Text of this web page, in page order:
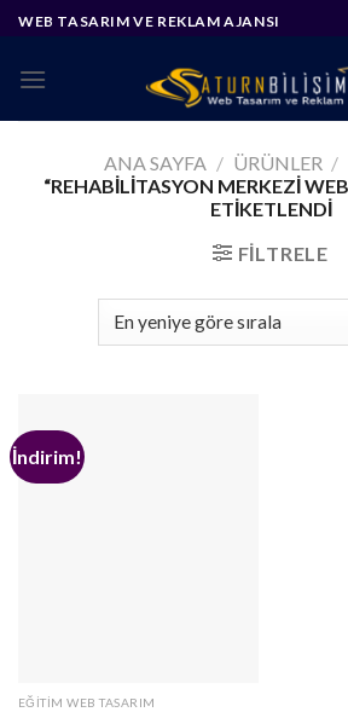
Skip
content
WEB TASARIM VE REKLAM AJANSI
ANA SAYFA / ÜRÜNLER /
“REHABILITASYON MERKEZI
ETIKETLENDI
FILTRELE
İndirim!
EĞITIM WEB TASARIM